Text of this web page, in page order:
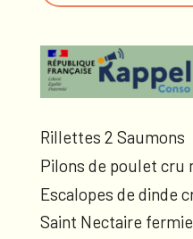
Rillettes 2 Saumons
Pilons de poulet cru
Escalopes de dinde
Saint Nectaire